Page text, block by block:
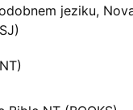
jeziku,